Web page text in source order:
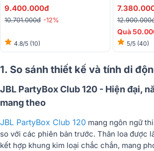
Boost, Auracast)
9.400.000đ
10.701.000đ -12%
4.8/5 (10)
Quà
5/5 (40)
1. So sánh thiết kế và tính di
JBL PartyBox Club 120 - Hiện đại,
mang theo
JBL PartyBox Club 120 mang ngôn ngữ
so với các phiên bản trước. Thân loa được
kết hợp khung kim loại chắc chắn, mang